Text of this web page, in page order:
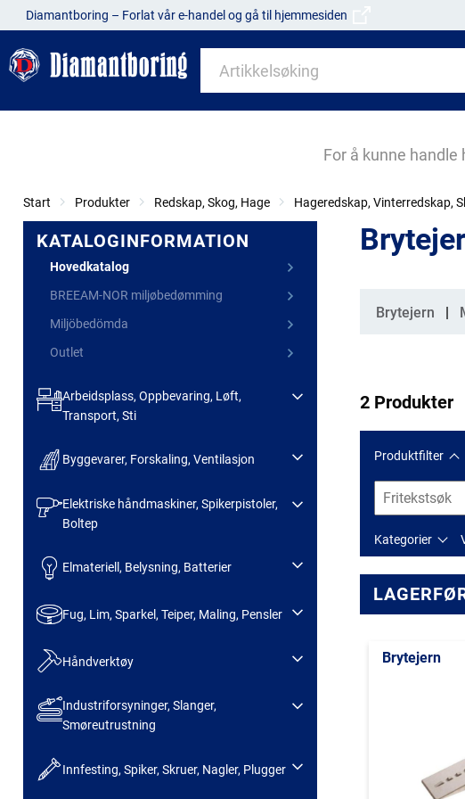
Diamantboring – Forlat vår e-handel og gå til hjemmesiden
For å kunne handle
Start Produkter Redskap, Skog, Hage Hageredskap, Vinterredskap,
KATALOGINFORMATION
Hovedkatalog
BREEAM-NOR miljøbedømming
Miljöbedömda
Outlet
Arbeidsplass, Oppbevaring, Løft,
Transport, Sti
Byggevarer, Forskaling, Ventilasjon
Elektriske håndmaskiner, Spikerpistoler,
Boltep
Elmateriell, Belysning, Batterier
Fug, Lim, Sparkel, Teiper, Maling, Pensler
Håndverktøy
Industriforsyninger, Slanger,
Smøreutrustning
Innfesting, Spiker, Skruer, Nagler, Plugger
Kategorier
Brytejern
2 Produkter
Produktfilter
Kategorier
Brytejern